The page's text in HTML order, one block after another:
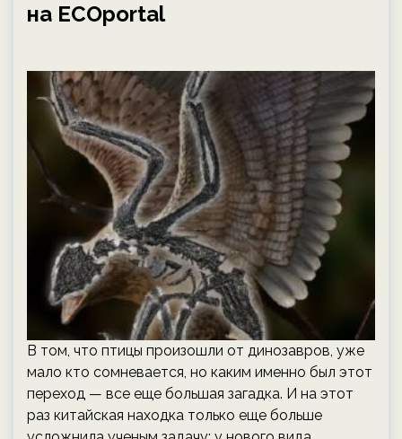
на ECOportal
В том, что птицы произошли от динозавров, уже
мало кто сомневается, но каким именно был этот
переход — все еще большая загадка. И на этот
раз китайская находка только еще больше